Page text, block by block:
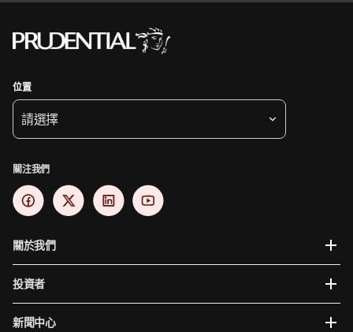
位置
請選擇
關注我們
關於我們
投資者
新聞中心